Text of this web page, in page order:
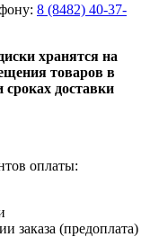
8 (8482) 40-37-
хранятся на
товаров в
доставки
оплаты:
заказа (предоплата)